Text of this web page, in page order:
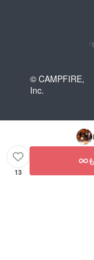
© CAMPFIRE,
Inc.
13